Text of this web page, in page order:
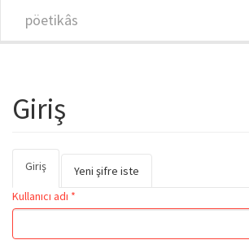
pöetikâs
Giriş
Birincil sekmeler
Giriş
Yeni şifre iste
Kullanıcı adı *